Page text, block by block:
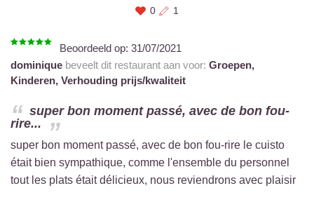
0 1
Beoordeeld op: 31/07/2021
dominique beveelt dit restaurant aan voor: Groepen,
Kinderen, Verhouding prijs/kwaliteit
super bon moment passé, avec de bon fou-
rire...
super bon moment passé, avec de bon fou-rire le cuisto
était bien sympathique, comme l'ensemble du personnel
tout les plats était délicieux, nous reviendrons avec plaisir